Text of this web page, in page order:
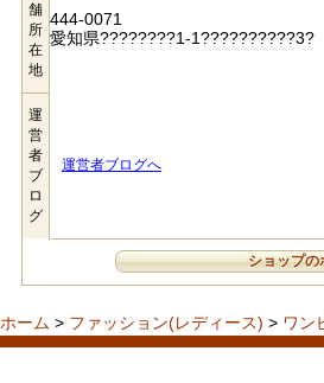
舗
所
在
地
444-0071
愛知県????????1-1??????????3?
運
営
者
ブ
ロ
グ
運営者ブログへ
ショップの
ホーム > ファッション(レディース) > ワン